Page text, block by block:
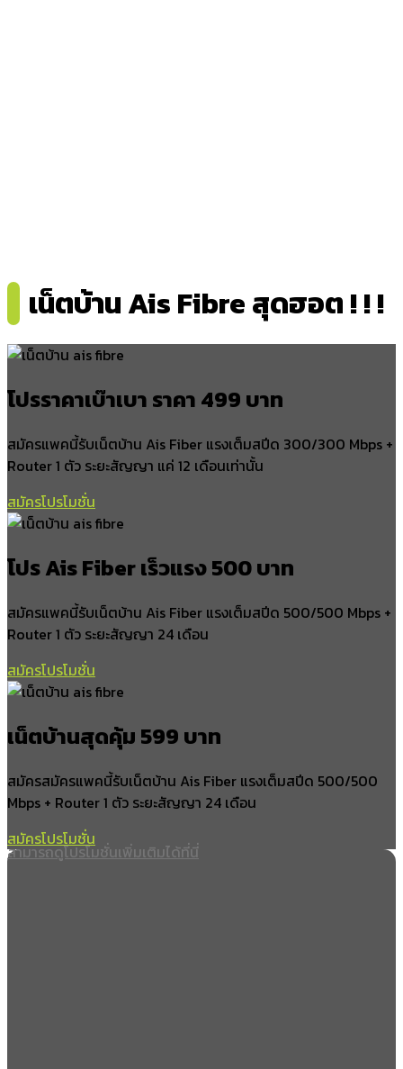
เน็ตบ้าน Ais Fibre สุดฮอต ! ! !
โปรราคาเบ๊าเบา ราคา 499 บาท
สมัครแพคนี้รับเน็ตบ้าน Ais Fiber แรงเต็มสปีด 300/300 Mbps +
Router 1 ตัว ระยะสัญญา แค่ 12 เดือนเท่านั้น
สมัครโปรโมชั่น
โปร Ais Fiber เร็วแรง 500 บาท
สมัครแพคนี้รับเน็ตบ้าน Ais Fiber แรงเต็มสปีด 500/500 Mbps +
Router 1 ตัว ระยะสัญญา 24 เดือน
สมัครโปรโมชั่น
เน็ตบ้านสุดคุ้ม 599 บาท
สมัครสมัครแพคนี้รับเน็ตบ้าน Ais Fiber แรงเต็มสปีด 500/500
Mbps + Router 1 ตัว ระยะสัญญา 24 เดือน
สมัครโปรโมชั่น
สามารถดูโปรโมชั่นเพิ่มเติมได้ที่นี่